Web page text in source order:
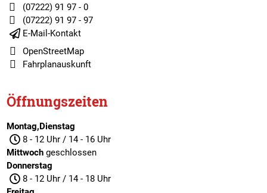
(07222) 91 97 - 0
(07222) 91 97 - 97
E-Mail-Kontakt
OpenStreetMap
Fahrplanauskunft
Öffnungszeiten
Montag,Dienstag
8 - 12 Uhr / 14 - 16 Uhr
Mittwochgeschlossen
Donnerstag
8 - 12 Uhr / 14 - 18 Uhr